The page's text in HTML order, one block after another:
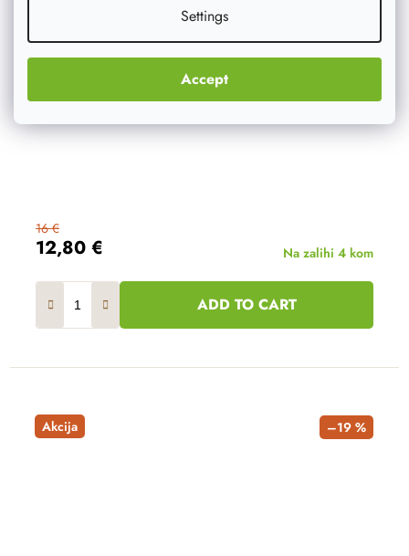
Settings
Accept
12,80 €
16 €
Na zalihi 4 kom
ADD TO CART
Akcija –19 %